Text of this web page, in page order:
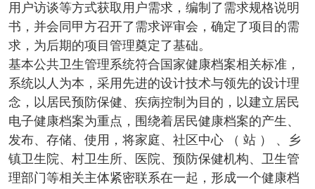
用户访谈等方式获取用户需求，编制了需求规格说明
书，并会同甲方召开了需求评审会，确定了项目的需
求，为后期的项目管理奠定了基础。
基本公共卫生管理系统符合国家健康档案相关标准，
系统以人为本，采用先进的设计技术与领先的设计理
念，以居民预防保健、疾病控制为目的，以建立居民
电子健康档案为重点，围绕着居民健康档案的产生、
发布、存储、使用，将家庭、社区中心 （ 站 ） 、乡
镇卫生院、村卫生所、医院、预防保健机构、卫生管
理部门等相关主体紧密联系在一起，形成一个健康档